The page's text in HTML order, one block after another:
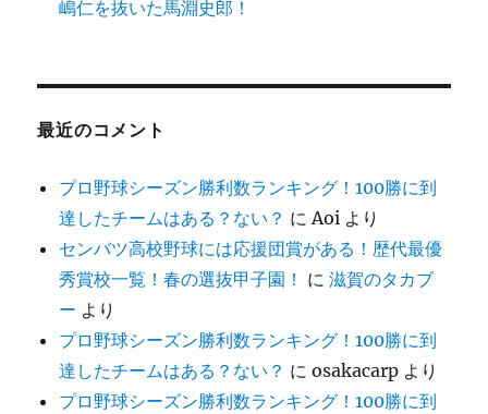
嶋仁を抜いた馬淵史郎！
最近のコメント
プロ野球シーズン勝利数ランキング！100勝に到
達したチームはある？ない？ にAoi より
センバツ高校野球には応援団賞がある！歴代最優
秀賞校一覧！春の選抜甲子園！ に滋賀のタカブ
ー より
プロ野球シーズン勝利数ランキング！100勝に到
達したチームはある？ない？ にosakacarp より
プロ野球シーズン勝利数ランキング！100勝に到